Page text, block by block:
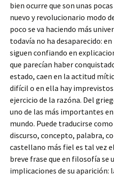
bien ocurre que son unas
nuevo y revolucionario modo
poco se va haciendo más
todavía no ha desaparecido:
siguen confiando en
que parecían haber
estado, caen en la actitud
difícil o en ella hay
ejercicio de la razóna. Del
uno de las más importantes
mundo. Puede traducirse
discurso, concepto, palabra,
castellano más fiel es tal vez
breve frase que en filosofía se
implicaciones de su aparición: